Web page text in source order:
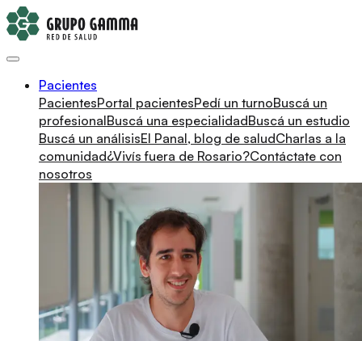
Pacientes
PacientesPortal pacientesPedí un turnoBuscá un
profesionalBuscá una especialidadBuscá un estudio
Buscá un análisisEl Panal, blog de saludCharlas a la
comunidad¿Vivís fuera de Rosario?Contáctate con
nosotros